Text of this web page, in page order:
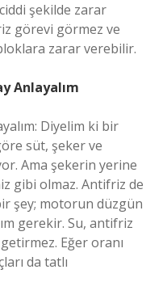
şekilde zarar
görevi görmez ve
zarar verebilir.
Anlayalım
Diyelim ki bir
süt, şeker ve
Ama şekerin yerine
gibi olmaz. Antifriz de
şey; motorun düzgün
gerekir. Su, antifriz
Eğer oranı
da tatlı